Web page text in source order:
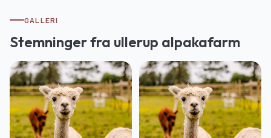
GALLERI
Stemninger fra ullerup alpakafarm